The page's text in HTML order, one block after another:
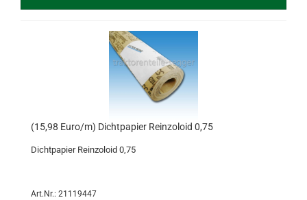
(15,98 Euro/m) Dichtpapier Reinzoloid 0,75
Dichtpapier Reinzoloid 0,75
Art.Nr.: 21119447